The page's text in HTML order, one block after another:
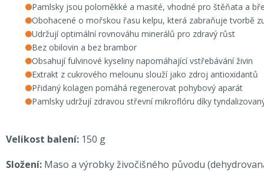
Pamlsky jsou poloměkké a masité, vhodné pro štěňata a
Obohacené o mořskou řasu kelpu, která zabraňuje tvorbě
Udržují optimální rovnováhu minerálů pro zdravý růst
Bez obilovin a bez brambor
Obsahují fulvinové kyseliny napomáhající vstřebávání živin
Extrakt z cukrového melounu slouží jako zdroj antioxidantů
Přidaný kolagen pomáhá regenerovat pohybový aparát
Pamlsky udržují zdravou střevní mikroflóru díky
Velikost balení: 150 g
Složení: Maso a výrobky živočišného původu